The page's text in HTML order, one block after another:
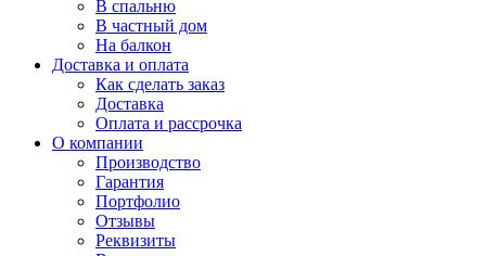
В спальню
В частный дом
На балкон
Доставка и оплата
Как сделать заказ
Доставка
Оплата и рассрочка
О компании
Производство
Гарантия
Портфолио
Отзывы
Реквизиты